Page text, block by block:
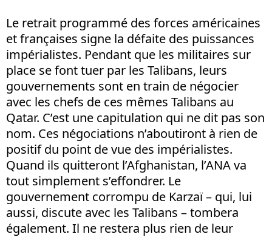
Le retrait programmé des forces américaines
et françaises signe la défaite des puissances
impérialistes. Pendant que les militaires sur
place se font tuer par les Talibans, leurs
gouvernements sont en train de négocier
avec les chefs de ces mêmes Talibans au
Qatar. C’est une capitulation qui ne dit pas son
nom. Ces négociations n’aboutiront à rien de
positif du point de vue des impérialistes.
Quand ils quitteront l’Afghanistan, l’ANA va
tout simplement s’effondrer. Le
gouvernement corrompu de Karzaï – qui, lui
aussi, discute avec les Talibans – tombera
également. Il ne restera plus rien de leur